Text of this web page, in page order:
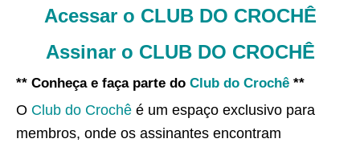
Acessar o CLUB DO CROCHÊ
Assinar o CLUB DO CROCHÊ
** Conheça e faça parte do Club do Crochê **
O Club do Crochê é um espaço exclusivo para
membros, onde os assinantes encontram